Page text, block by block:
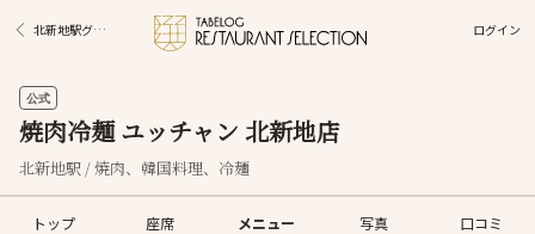
北新地駅グルメ ログイン
公式
焼肉冷麺 ユッチャン 北新地店
北新地駅 / 焼肉、韓国料理、冷麺
トップ 座席 メニュー 写真 口コミ